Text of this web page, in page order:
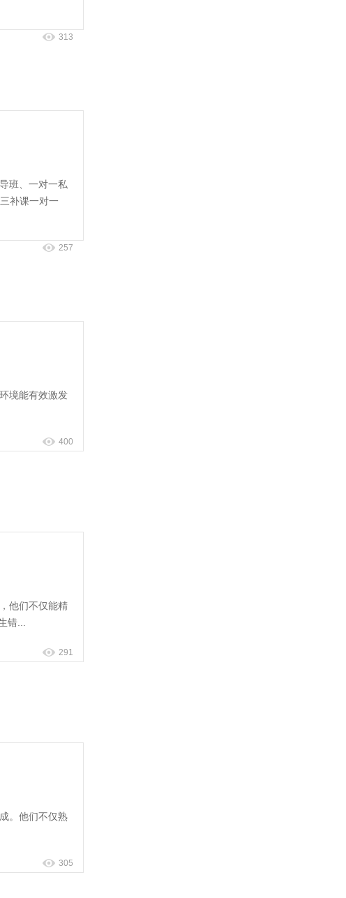
313
班、一对一私
补课一对一
257
境能有效激发
400
他们不仅能精
错...
291
。他们不仅熟
305